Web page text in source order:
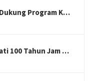
Program K…
100 Tahun Jam …